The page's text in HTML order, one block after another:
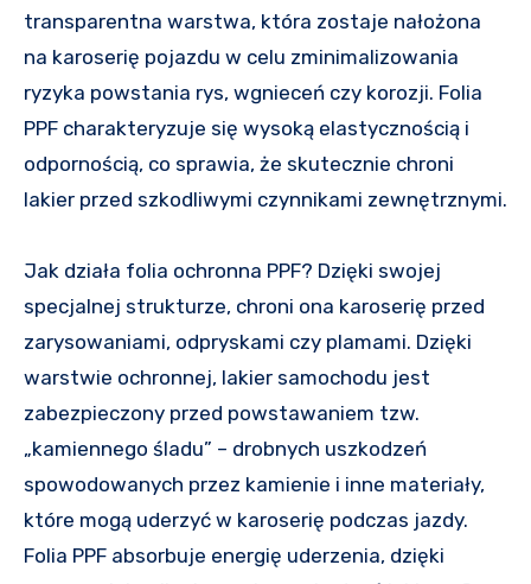
transparentna warstwa, która zostaje nałożona
na karoserię pojazdu w celu zminimalizowania
ryzyka powstania rys, wgnieceń czy korozji. Folia
PPF charakteryzuje się wysoką elastycznością i
odpornością, co sprawia, że skutecznie chroni
lakier przed szkodliwymi czynnikami zewnętrznymi.
Jak działa folia ochronna PPF? Dzięki swojej
specjalnej strukturze, chroni ona karoserię przed
zarysowaniami, odpryskami czy plamami. Dzięki
warstwie ochronnej, lakier samochodu jest
zabezpieczony przed powstawaniem tzw.
„kamiennego śladu” – drobnych uszkodzeń
spowodowanych przez kamienie i inne materiały,
które mogą uderzyć w karoserię podczas jazdy.
Folia PPF absorbuje energię uderzenia, dzięki